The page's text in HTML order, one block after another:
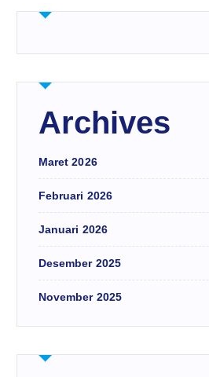
Archives
Maret 2026
Februari 2026
Januari 2026
Desember 2025
November 2025